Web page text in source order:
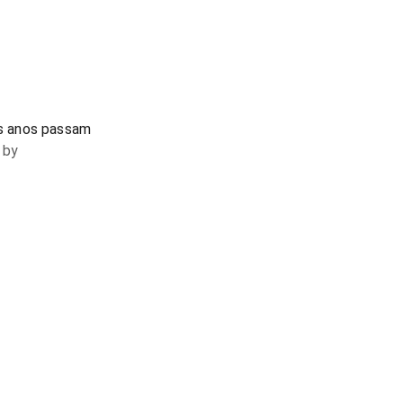
anos passam